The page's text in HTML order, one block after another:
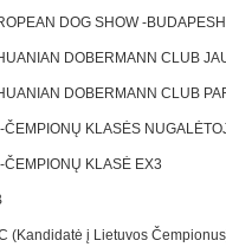
DOG SHOW -
DOBERMANN CLUB
DOBERMANN CLUB
KLASĖS
KLASĖ EX3
(Kandidatė į Lietuvos